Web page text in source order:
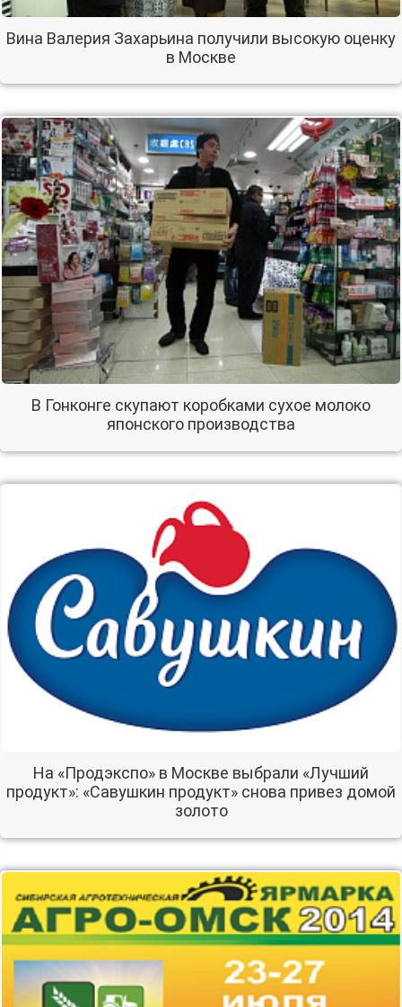
Вина Валерия Захарьина получили высокую оценку
в Москве
В Гонконге скупают коробками сухое молоко
японского производства
На «Продэкспо» в Москве выбрали «Лучший
продукт»: «Савушкин продукт» снова привез домой
золото